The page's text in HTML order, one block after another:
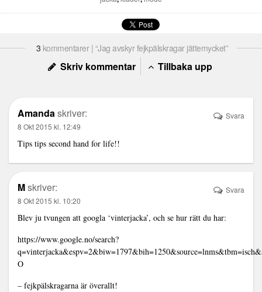
3 kommentarer | “Jag avskyr fejkpälskragar jättemycket”
Skriv kommentar Tillbaka upp
Amandaskriver:
8 Okt 2015 kl. 12:49
Tips tips second hand for life!!
Svara
Mskriver:
8 Okt 2015 kl. 10:20
Blev ju tvungen att googla ‘vinterjacka’, och se hur rätt du har:
https://www.google.no/search?
O
– fejkpälskragarna är överallt!
Svara